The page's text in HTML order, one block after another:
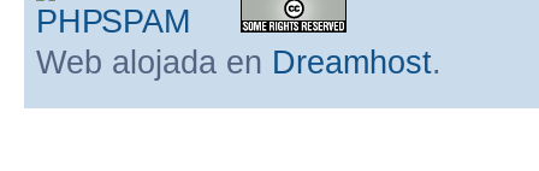
Web alojada en Dreamhost.